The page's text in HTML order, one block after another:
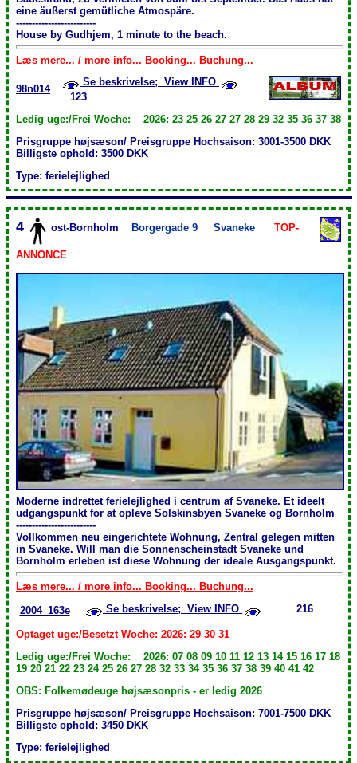
eine äußerst gemütliche Atmospäre.
-------------------------
House by Gudhjem, 1 minute to the beach.
Læs mere... / more info... Booking... Buchung...
98n014
Se beskrivelse; View INFO
123
Ledig uge:/Frei Woche: 2026: 23 25 26 27 27 28 29 32 35 36 37 38
Prisgruppe højsæson/ Preisgruppe Hochsaison: 3001-3500 DKK
Billigste ophold: 3500 DKK
Type: ferielejlighed
4 ost-Bornholm Borgergade 9 Svaneke TOP-
ANNONCE
Moderne indrettet ferielejlighed i centrum af Svaneke. Et ideelt
udgangspunkt for at opleve Solskinsbyen Svaneke og Bornholm
-------------------------
Vollkommen neu eingerichtete Wohnung, Zentral gelegen mitten
in Svaneke. Will man die Sonnenscheinstadt Svaneke und
Bornholm erleben ist diese Wohnung der ideale Ausgangspunkt.
Læs mere... / more info... Booking... Buchung...
2004_163e
Se beskrivelse; View INFO 216
Optaget uge:/Besetzt Woche: 2026: 29 30 31
Ledig uge:/Frei Woche: 2026: 07 08 09 10 11 12 13 14 15 16 17 18
19 20 21 22 23 24 25 26 27 28 32 33 34 35 36 37 38 39 40 41 42
OBS: Folkemødeuge højsæsonpris - er ledig 2026
Prisgruppe højsæson/ Preisgruppe Hochsaison: 7001-7500 DKK
Billigste ophold: 3450 DKK
Type: ferielejlighed